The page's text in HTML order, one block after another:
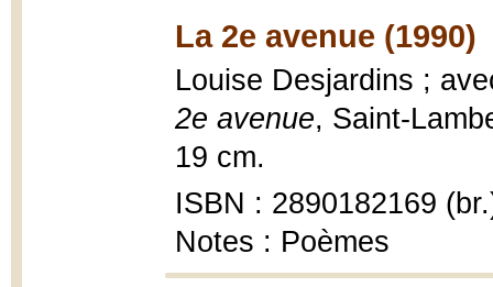
La 2e avenue (1990)
Louise Desjardins ;
2e avenue, Saint-
19 cm.
ISBN : 2890182169
Notes : Poèmes